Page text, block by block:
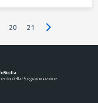
20 21 Pagina
Sicilia
della Programmazione